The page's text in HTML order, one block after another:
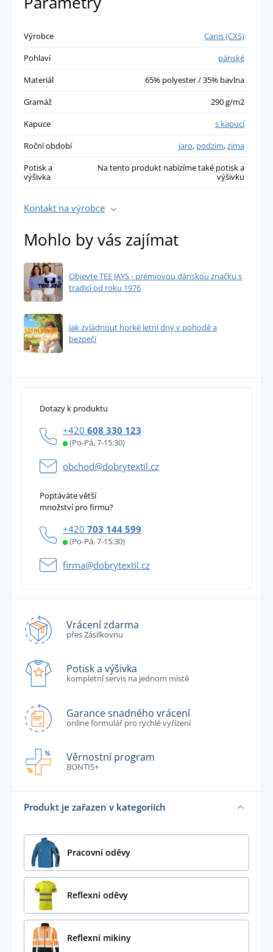
Výrobce
Canis (CXS)
Pohlaví
pánské
Materiál
65% polyester / 35% bavlna
Gramáž
290 g/m2
Kapuce
s kapucí
Roční období
jaro, podzim,zima
Potisk a
výšivka
Na tento produkt nabízíme také potisk a
výšivku
Kontakt na výrobce
Mohlo by vás zajímat
Objevte TEE JAYS - prémiovou dánskou značku s
tradicí od roku 1976
Jak zvládnout horké letní dny v pohodě a
bezpečí
Dotazy k produktu
+420 608 330 123
(Po-Pá, 7-15:30)
obchod@dobrytextil.cz
Poptáváte větší
množství pro firmu?
+420 703 144 599
(Po-Pá, 7-15:30)
firma@dobrytextil.cz
Vrácení zdarma
přes Zásilkovnu
Potisk a výšivka
kompletní servis na jednom místě
Garance snadného vrácení
online formulář pro rychlé vyřízení
Věrnostní program
BONTIS+
Produkt je zařazen v kategoriích
Pracovní oděvy
Reflexní oděvy
Reflexní mikiny